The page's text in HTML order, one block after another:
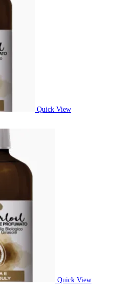
Quick View
Quick View